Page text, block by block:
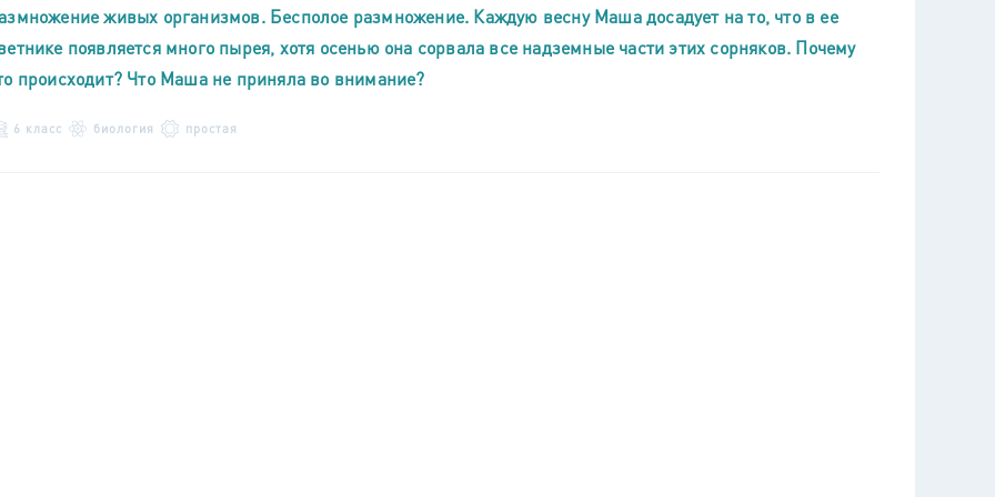
живых организмов. Бесполое размножение. Каждую весну Маша досадует на то, что в ее
появляется много пырея, хотя осенью она сорвала все надземные части этих сорняков. Почему
происходит? Что Маша не приняла во внимание?
6 класс биология простая